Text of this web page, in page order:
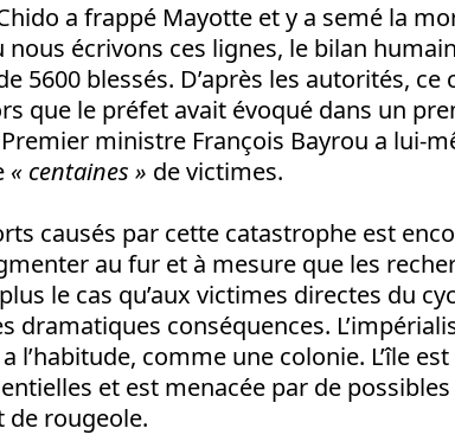
a frappé Mayotte et y a semé la
écrivons ces lignes, le bilan
5600 blessés. D’après les autorités,
que le préfet avait évoqué dans un
Premier ministre François Bayrou a lui-
« centaines » de victimes.
causés par cette catastrophe est
au fur et à mesure que les
le cas qu’aux victimes directes du
dramatiques conséquences.
l’habitude, comme une colonie. L’île
et est menacée par de
de rougeole.